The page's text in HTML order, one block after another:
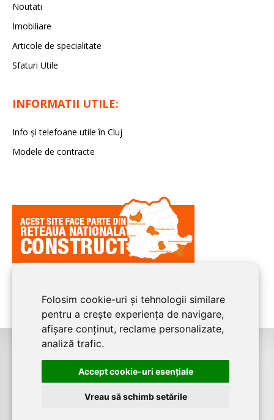
Folosim cookie-uri și tehnologii similare
pentru a crește experiența de navigare,
afișare conținut, reclame personalizate,
analiză trafic.
Accept cookie-uri esenţiale
Vreau să schimb setările
Noutati
Imobiliare
Articole de specialitate
Sfaturi Utile
INFORMATII UTILE:
Info și telefoane utile în Cluj
Modele de contracte
CLUJ CONSTRUCTeste un serviciu de promovare online pentru
firme. Proiect digital dezvoltat deLIVE COMMUNICATIONS SRL
J12/4191/2006, RO19492087